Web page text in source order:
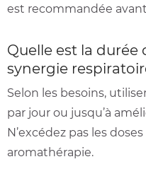
est recommandée
Quelle est la durée
synergie
Selon les besoins,
par jour ou jusqu’à
N’excédez pas les
aromathérapie.